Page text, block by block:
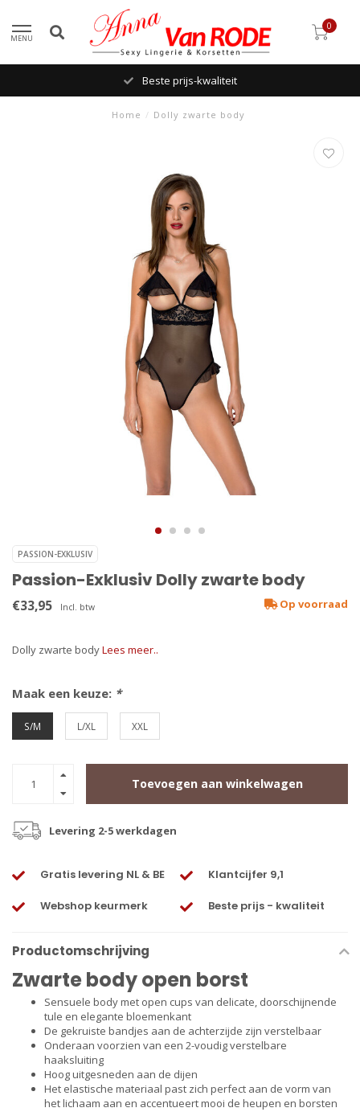
MENU
0
Beste prijs-kwaliteit
Home / Dolly zwarte body
PASSION-EXKLUSIV
Passion-Exklusiv Dolly zwarte body
€33,95 Incl. btw Op voorraad
Dolly zwarte bodyLees meer..
Maak een keuze: *
S/M L/XL XXL
Toevoegen aan winkelwagen
Levering 2-5 werkdagen
Gratis levering NL & BE Klantcijfer 9,1
Webshop keurmerk Beste prijs - kwaliteit
Productomschrijving
Zwarte body open borst
Sensuele body met open cups van delicate, doorschijnende
tule en elegante bloemenkant
De gekruiste bandjes aan de achterzijde zijn verstelbaar
Onderaan voorzien van een 2-voudig verstelbare
haaksluiting
Hoog uitgesneden aan de dijen
Het elastische materiaal past zich perfect aan de vorm van
het lichaam aan en accentueert mooi de heupen en borsten